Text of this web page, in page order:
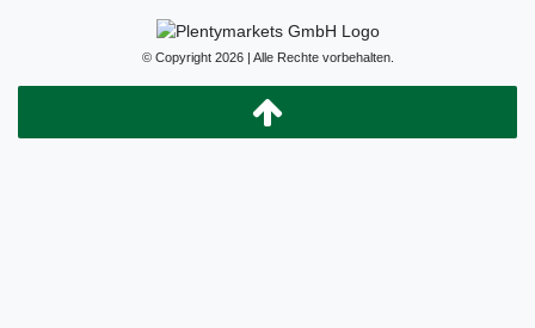
© Copyright 2026 | Alle Rechte vorbehalten.